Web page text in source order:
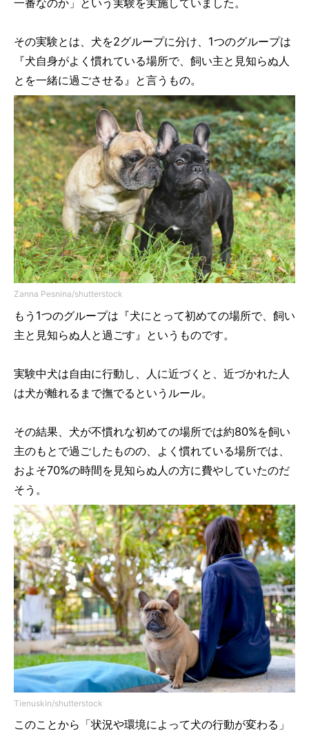
一番なのか」という実験を実施していました。
その実験とは、犬を2グループに分け、1つのグループは
『犬自身がよく慣れている場所で、飼い主と見知らぬ人
とを一緒に過ごさせる』と言うもの。
Zanna Pesnina/shutterstock
もう1つのグループは『犬にとって初めての場所で、飼い
主と見知らぬ人と過ごす』というものです。
実験中犬は自由に行動し、人に近づくと、近づかれた人
は犬が離れるまで撫でるというルール。
その結果、犬が不慣れな初めての場所では約80%を飼い
主のもとで過ごしたものの、よく慣れている場所では、
およそ70%の時間を見知らぬ人の方に費やしていたのだ
そう。
Tienuskin/shutterstock
このことから「状況や環境によって犬の行動が変わる」